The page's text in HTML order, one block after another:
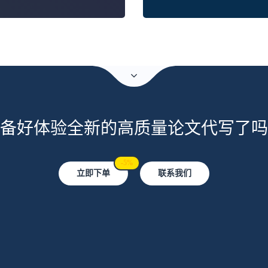
好体验全新的高质量论文代写了
立即下单
-5%
联系我们